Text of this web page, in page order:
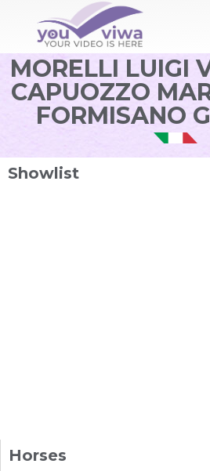
MORELLI LUIGI
CAPUOZZO
FORMISANO
Showlist
Horses